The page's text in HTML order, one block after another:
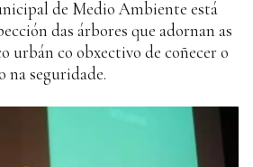
de Medio Ambiente está
das árbores que adornan as
urbán co obxectivo de coñecer o
na seguridade.